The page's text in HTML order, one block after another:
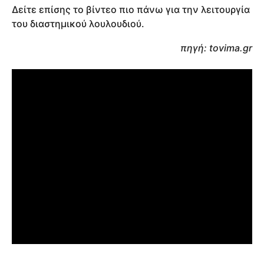
Δείτε επίσης το βίντεο πιο πάνω για την λειτουργία
του διαστημικού λουλουδιού.
πηγή: tovima.gr